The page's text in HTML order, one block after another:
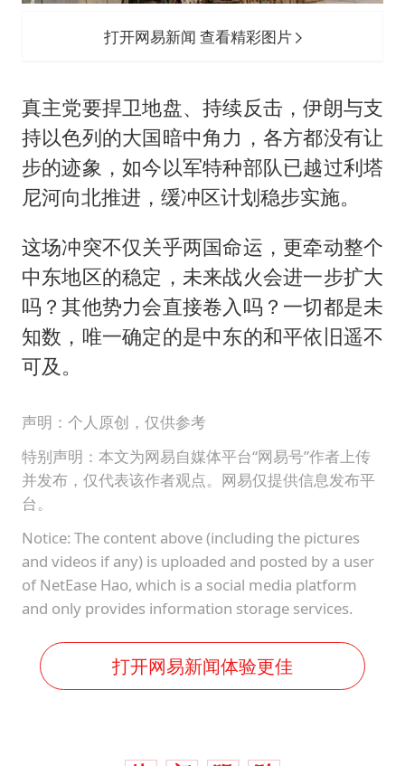
打开网易新闻 查看精彩图片
真主党要捍卫地盘、持续反击，伊朗与支
持以色列的大国暗中角力，各方都没有让
步的迹象，如今以军特种部队已越过利塔
尼河向北推进，缓冲区计划稳步实施。
这场冲突不仅关乎两国命运，更牵动整个
中东地区的稳定，未来战火会进一步扩大
吗？其他势力会直接卷入吗？一切都是未
知数，唯一确定的是中东的和平依旧遥不
可及。
声明：个人原创，仅供参考
特别声明：本文为网易自媒体平台“网易号”作者上传
并发布，仅代表该作者观点。网易仅提供信息发布平
台。
Notice: The content above (including the pictures
and videos if any) is uploaded and posted by a user
of NetEase Hao, which is a social media platform
and only provides information storage services.
打开网易新闻体验更佳